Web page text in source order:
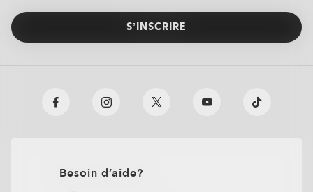
S’INSCRIRE
Besoin d’aide?